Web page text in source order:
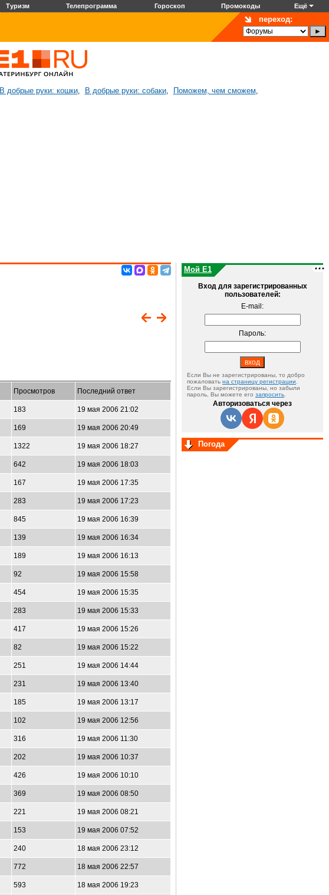
Туризм Телепрограмма Гороскоп Промокоды Ещё
переход:
В добрые руки: кошки, В добрые руки: собаки, Поможем, чем сможем,
Просмотров Последний ответ
183 19 мая 2006 21:02
169 19 мая 2006 20:49
1322 19 мая 2006 18:27
642 19 мая 2006 18:03
167 19 мая 2006 17:35
283 19 мая 2006 17:23
845 19 мая 2006 16:39
139 19 мая 2006 16:34
189 19 мая 2006 16:13
92 19 мая 2006 15:58
454 19 мая 2006 15:35
283 19 мая 2006 15:33
417 19 мая 2006 15:26
82 19 мая 2006 15:22
251 19 мая 2006 14:44
231 19 мая 2006 13:40
185 19 мая 2006 13:17
102 19 мая 2006 12:56
316 19 мая 2006 11:30
202 19 мая 2006 10:37
426 19 мая 2006 10:10
369 19 мая 2006 08:50
221 19 мая 2006 08:21
153 19 мая 2006 07:52
240 18 мая 2006 23:12
772 18 мая 2006 22:57
593 18 мая 2006 19:23
Мой E1
Вход для зарегистрированных
пользователей:
E-mail:
Пароль:
Если Вы не зарегистрированы, то добро
пожаловать на страницу регистрации
Если Вы зарегистрированы, но забыли
пароль, Вы можете его запросить
Авторизоваться через
Погода